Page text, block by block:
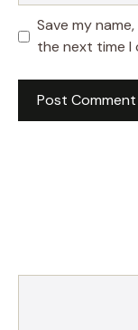
Save my
the next time I